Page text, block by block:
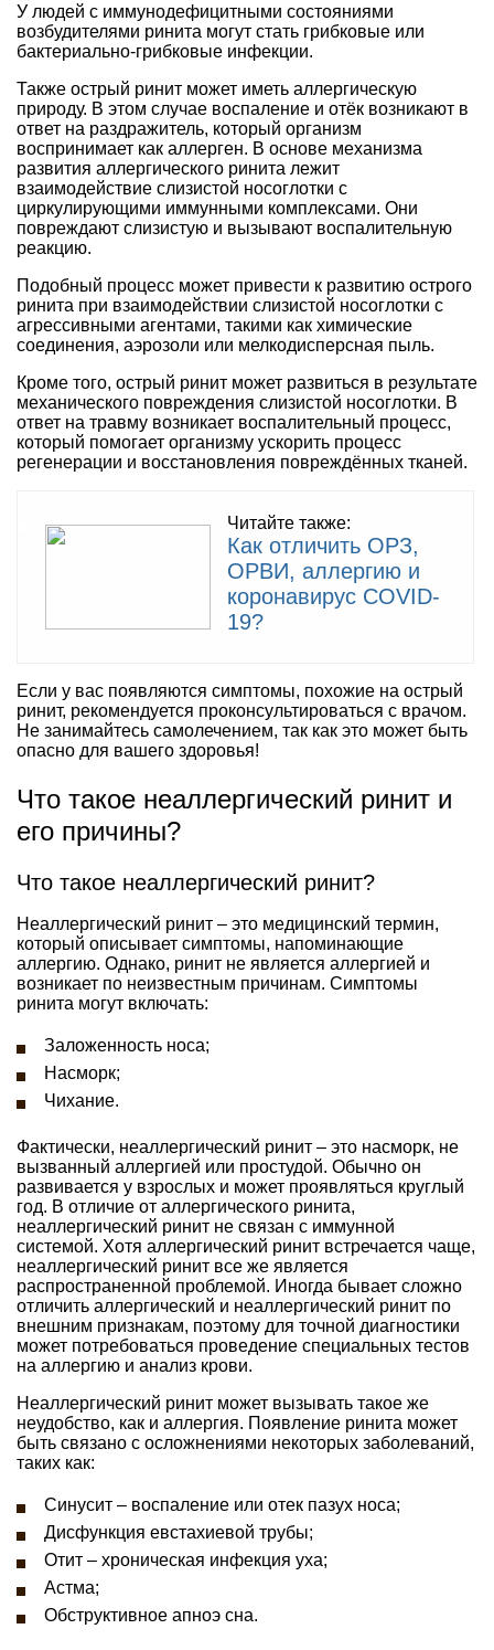
У людей с иммунодефицитными состояниями
возбудителями ринита могут стать грибковые или
бактериально-грибковые инфекции.
Также острый ринит может иметь аллергическую
природу. В этом случае воспаление и отёк возникают в
ответ на раздражитель, который организм
воспринимает как аллерген. В основе механизма
развития аллергического ринита лежит
взаимодействие слизистой носоглотки с
циркулирующими иммунными комплексами. Они
повреждают слизистую и вызывают воспалительную
реакцию.
Подобный процесс может привести к развитию острого
ринита при взаимодействии слизистой носоглотки с
агрессивными агентами, такими как химические
соединения, аэрозоли или мелкодисперсная пыль.
Кроме того, острый ринит может развиться в результате
механического повреждения слизистой носоглотки. В
ответ на травму возникает воспалительный процесс,
который помогает организму ускорить процесс
регенерации и восстановления повреждённых тканей.
Читайте также:
Как отличить ОРЗ,
ОРВИ, аллергию и
коронавирус COVID-
19?
Если у вас появляются симптомы, похожие на острый
ринит, рекомендуется проконсультироваться с врачом.
Не занимайтесь самолечением, так как это может быть
опасно для вашего здоровья!
Что такое неаллергический ринит и
его причины?
Что такое неаллергический ринит?
Неаллергический ринит – это медицинский термин,
который описывает симптомы, напоминающие
аллергию. Однако, ринит не является аллергией и
возникает по неизвестным причинам. Симптомы
ринита могут включать:
Заложенность носа;
Насморк;
Чихание.
Фактически, неаллергический ринит – это насморк, не
вызванный аллергией или простудой. Обычно он
развивается у взрослых и может проявляться круглый
год. В отличие от аллергического ринита,
неаллергический ринит не связан с иммунной
системой. Хотя аллергический ринит встречается чаще,
неаллергический ринит все же является
распространенной проблемой. Иногда бывает сложно
отличить аллергический и неаллергический ринит по
внешним признакам, поэтому для точной диагностики
может потребоваться проведение специальных тестов
на аллергию и анализ крови.
Неаллергический ринит может вызывать такое же
неудобство, как и аллергия. Появление ринита может
быть связано с осложнениями некоторых заболеваний,
таких как:
Синусит – воспаление или отек пазух носа;
Дисфункция евстахиевой трубы;
Отит – хроническая инфекция уха;
Астма;
Обструктивное апноэ сна.